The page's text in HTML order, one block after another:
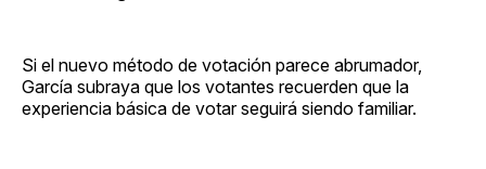
Si el nuevo método de votación parece abrumador,
García subraya que los votantes recuerden que la
experiencia básica de votar seguirá siendo familiar.